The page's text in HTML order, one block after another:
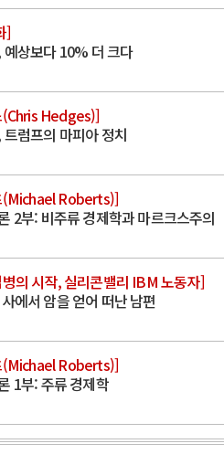
]
상보다 10% 더 크다
Hedges)]
럼프의 마피아 정치
(Michael Roberts)]
2부: 비주류 경제학과 마르크스주의
의 시작, 실리콘밸리 IBM 노동자]
에서 암을 얻어 떠난 남편
(Michael Roberts)]
1부: 주류 경제학